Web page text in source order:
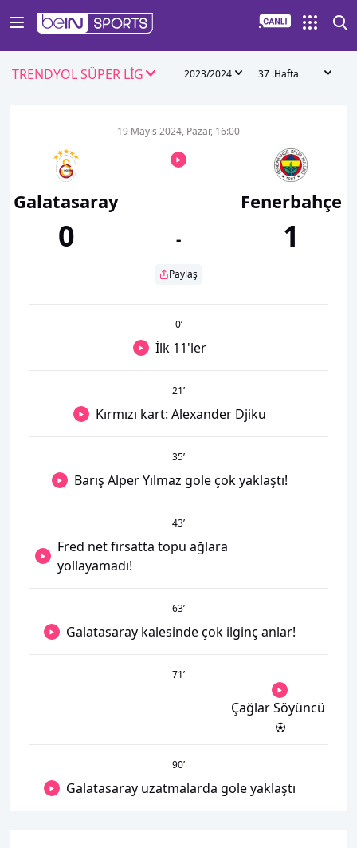
TRENDYOL SÜPER LİG 2023/2024 37 .Hafta
Galatasaray
0
19 Mayıs 2024, Pazar, 16:00
-
Paylaş
Fenerbahçe
1
0’
İlk 11'ler
21’
Kırmızı kart: Alexander Djiku
35’
Barış Alper Yılmaz gole çok yaklaştı!
43’
Fred net fırsatta topu ağlara
yollayamadı!
63’
Galatasaray kalesinde çok ilginç anlar!
71’
Çağlar Söyüncü
90’
Galatasaray uzatmalarda gole yaklaştı